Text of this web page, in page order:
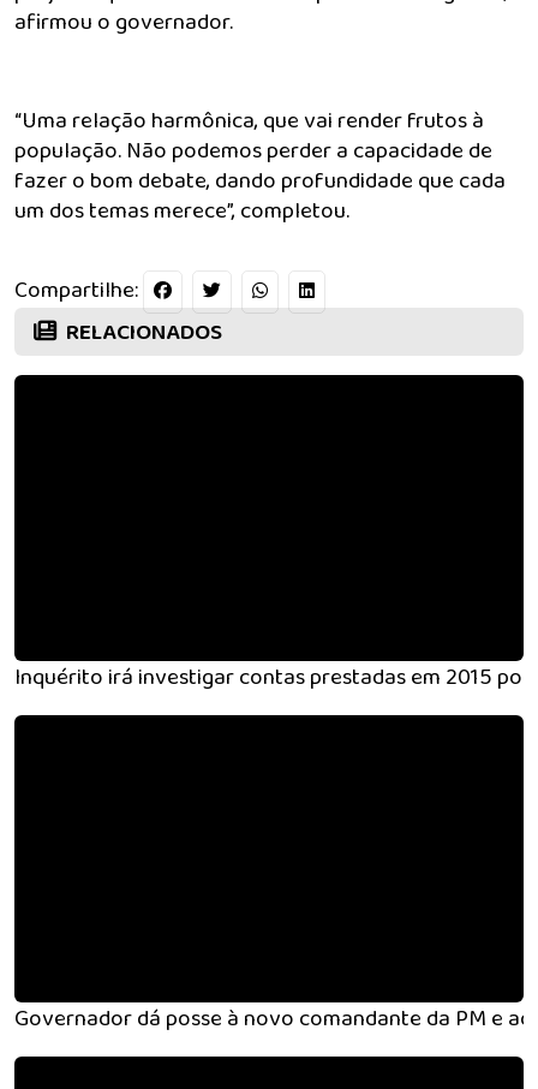
afirmou o governador.
“Uma relação harmônica, que vai render frutos à
população. Não podemos perder a capacidade de
fazer o bom debate, dando profundidade que cada
um dos temas merece”, completou.
Compartilhe:
RELACIONADOS
Inquérito irá investigar contas prestadas em 2015
Governador dá posse à novo comandante da PM e